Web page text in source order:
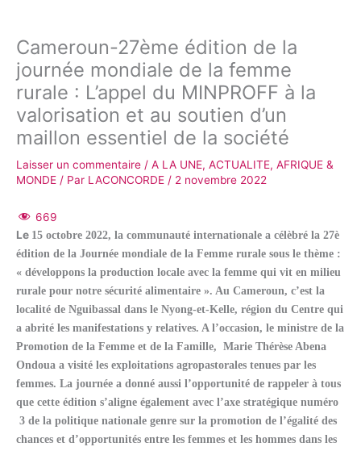
Cameroun-27ème édition de la
journée mondiale de la femme
rurale : L’appel du MINPROFF à la
valorisation et au soutien d’un
maillon essentiel de la société
Laisser un commentaire / A LA UNE, ACTUALITE, AFRIQUE &
MONDE / Par LACONCORDE / 2 novembre 2022
669
Le 15 octobre 2022, la communauté internationale a célèbré la 27è
édition de la Journée mondiale de la Femme rurale sous le thème :
« développons la production locale avec la femme qui vit en milieu
rurale pour notre sécurité alimentaire ». Au Cameroun, c’est la
localité de Nguibassal dans le Nyong-et-Kelle, région du Centre qui
a abrité les manifestations y relatives. A l’occasion, le ministre de la
Promotion de la Femme et de la Famille, Marie Thérèse Abena
Ondoua a visité les exploitations agropastorales tenues par les
femmes. La journée a donné aussi l’opportunité de rappeler à tous
que cette édition s’aligne également avec l’axe stratégique numéro
3 de la politique nationale genre sur la promotion de l’égalité des
chances et d’opportunités entre les femmes et les hommes dans les